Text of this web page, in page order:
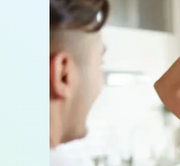
Hip-Hop
Bachata
Babychata
Lady Style
Latin Solo
Inklusives Tanzen